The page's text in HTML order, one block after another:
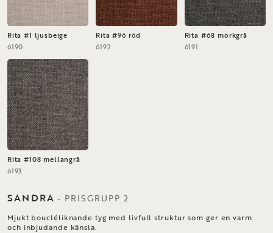
Rita #1 ljusbeige
6190
Rita #96 röd
6192
Rita #68 mörkgrå
6191
Rita #108 mellangrå
6193
SANDRA - PRISGRUPP 2
Mjukt boucléliknande tyg med livfull struktur som ger en varm
och inbjudande känsla.